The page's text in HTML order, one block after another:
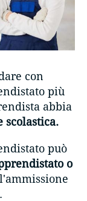
con
più
abbia
scolastica.
può
o